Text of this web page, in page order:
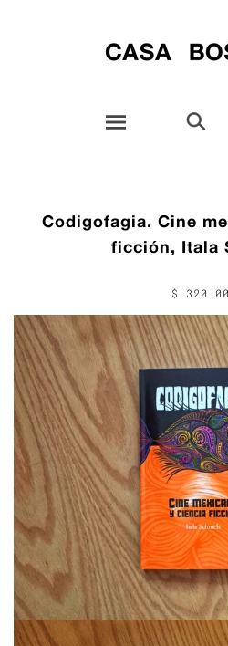
Codigofagia. Cine
ficción, Itala
$ 320.00